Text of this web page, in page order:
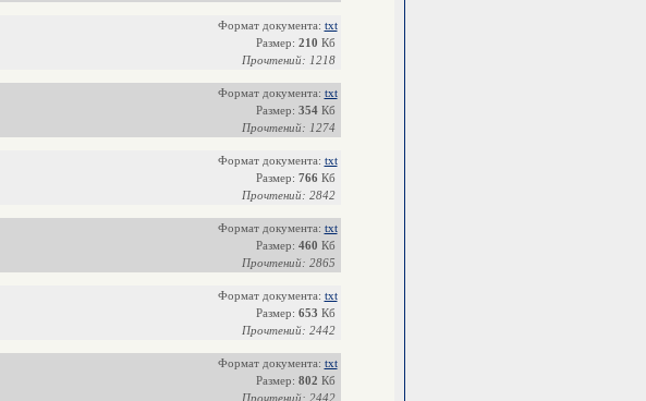
Формат документа: txt
Размер: 210 Кб
Прочтений: 1218
Формат документа: txt
Размер: 354Кб
Прочтений: 1274
Формат документа: txt
Размер: 766 Кб
Прочтений: 2842
Формат документа: txt
Размер: 460 Кб
Прочтений: 2865
Формат документа: txt
Размер: 653 Кб
Прочтений: 2442
Формат документа: txt
Размер: 802 Кб
Прочтений: 2442